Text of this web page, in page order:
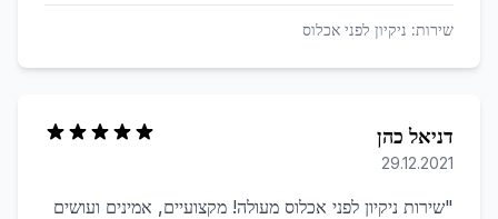
שירות: ניקיון לפני אכלוס
דניאל כהן
29.12.2021
"שירות ניקיון לפני אכלוס מעולה! מקצועיים, אמינים ועושים